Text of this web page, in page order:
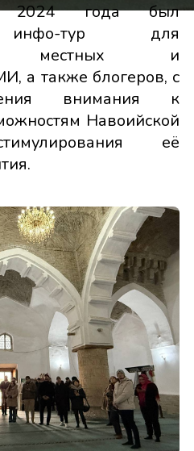
2024 года был
инфо-тур для
местных и
а также блогеров, с
внимания к
Навоийской
её